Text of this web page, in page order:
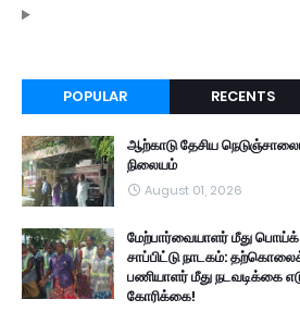
POPULAR RECENTS
ஆற்காடு தேசிய
நிலையம்
August 01, 2026
மேற்பார்வையாளர் மீது பொய்க்
சாப்பிட்டு நாடகம்:
பணியாளர் மீது நடவடிக்கை
கோரிக்கை!